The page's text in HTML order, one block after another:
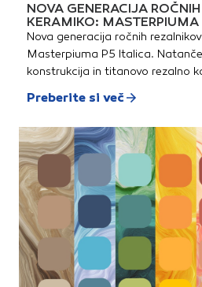
NOVA GENERACIJA
KERAMIKO: MASTERPIUMA
Nova generacija ročnih
Masterpiuma P5 Italica.
konstrukcija in titanovo rezalno
Preberite si več